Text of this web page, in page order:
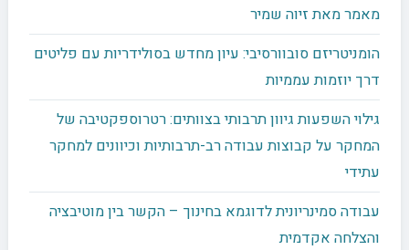
מאמר מאת זיוה שמיר
הומניטריזם סובוורסיבי: עיון מחדש בסולידריות עם פליטים
דרך יוזמות עממיות
גילוי השפעות גיוון תרבותי בצוותים: רטרוספקטיבה של
המחקר על קבוצות עבודה רב-תרבותיות וכיוונים למחקר
עתידי
עבודה סמינריונית לדוגמא בחינוך – הקשר בין מוטיבציה
והצלחה אקדמית